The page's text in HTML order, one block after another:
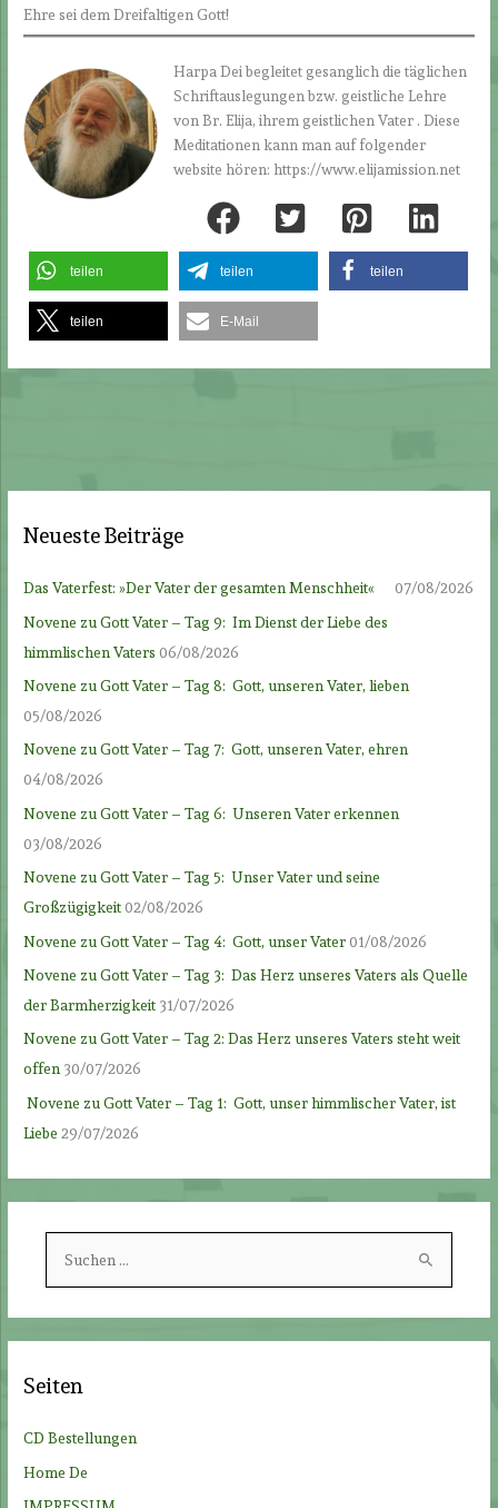
Ehre sei dem Dreifaltigen Gott!
Harpa Dei begleitet gesanglich die täglichen
Schriftauslegungen bzw. geistliche Lehre
von Br. Elija, ihrem geistlichen Vater . Diese
Meditationen kann man auf folgender
website hören: https://www.elijamission.net
teilen teilen teilen
teilen E-Mail
Neueste Beiträge
Das Vaterfest: »Der Vater der gesamten Menschheit«
07/08/2026
Novene zu Gott Vater – Tag 9: Im Dienst der Liebe des
himmlischen Vaters 06/08/2026
Novene zu Gott Vater – Tag 8: Gott, unseren Vater, lieben
05/08/2026
Novene zu Gott Vater – Tag 7: Gott, unseren Vater, ehren
04/08/2026
Novene zu Gott Vater – Tag 6: Unseren Vater erkennen
03/08/2026
Novene zu Gott Vater – Tag 5: Unser Vater und seine
Großzügigkeit02/08/2026
Novene zu Gott Vater – Tag 4: Gott, unser Vater01/08/2026
Novene zu Gott Vater – Tag 3: Das Herz unseres Vaters als Quelle
der Barmherzigkeit 31/07/2026
Novene zu Gott Vater – Tag 2: Das Herz unseres Vaters steht weit
offen 30/07/2026
Novene zu Gott Vater – Tag 1: Gott, unser himmlischer Vater, ist
Liebe 29/07/2026
n
Seiten
CD Bestellungen
Home De